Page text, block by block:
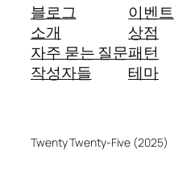
블로그
소개
자주 묻는 질문
작성자들
이벤트
상점
패턴
테마
Twenty Twenty-Five (2025)